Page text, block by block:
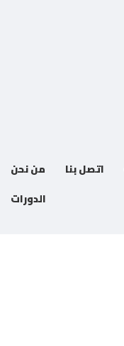
من نحن اتصل بنا
الدورات